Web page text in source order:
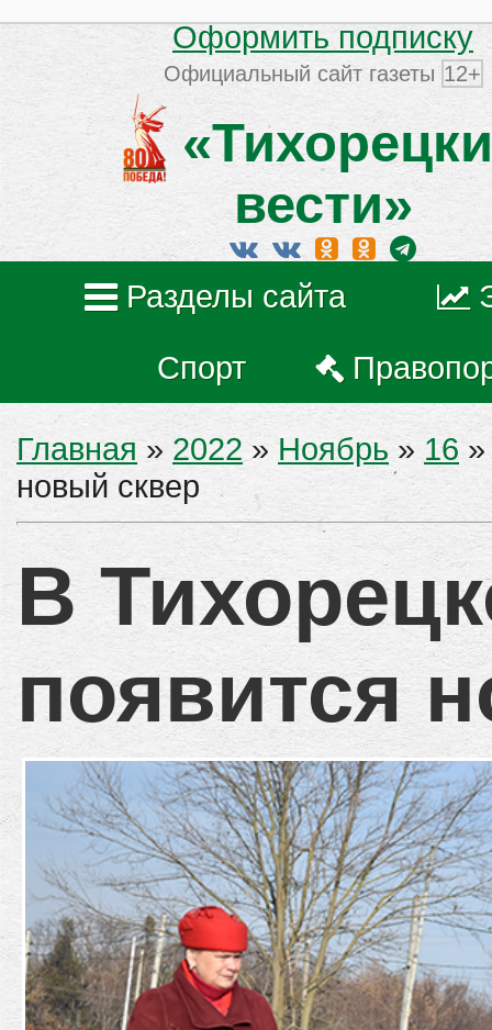
Оформить подписку
Официальный сайт газеты 12+
вести»
Разделы сайта
Спорт
Главная » 2022 » Ноябрь » 16
новый сквер
В
появится